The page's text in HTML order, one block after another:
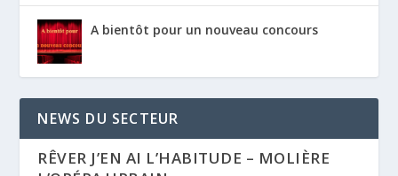
A bientôt pour un nouveau concours
NEWS DU SECTEUR
RÊVER J’EN AI L’HABITUDE – MOLIÈRE